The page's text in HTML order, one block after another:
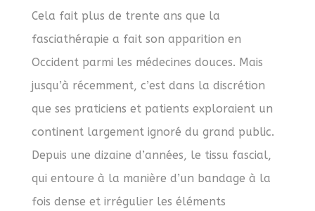
Cela fait plus de trente ans que la
fasciathérapie a fait son apparition en
Occident parmi les médecines douces. Mais
jusqu’à récemment, c’est dans la discrétion
que ses praticiens et patients exploraient un
continent largement ignoré du grand public.
Depuis une dizaine d’années, le tissu fascial,
qui entoure à la manière d’un bandage à la
fois dense et irrégulier les éléments